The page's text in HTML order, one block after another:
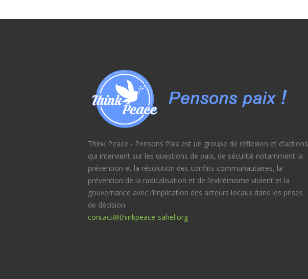
Think Peace - Pensons Paix est un groupe de réflexion et d’actions
qui intervient sur les questions de paix, de sécurité notamment la
prévention et la résolution des conflits communautaires, la
prévention de la radicalisation et de l’extrémisme violent et la
gouvernance avec l’implication des acteurs locaux dans les prises
de décision.
contact@thinkpeace-sahel.org